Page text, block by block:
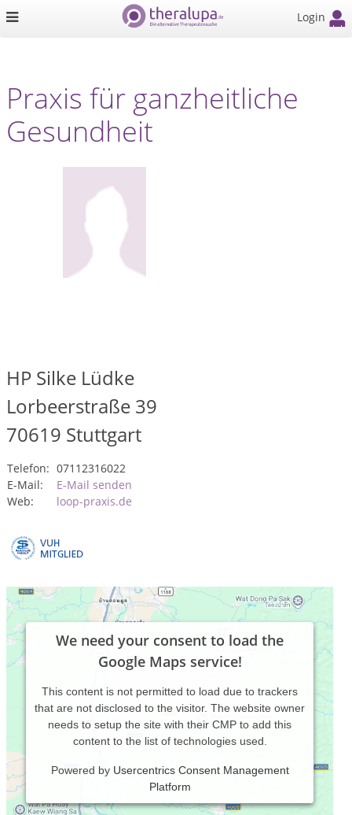
Login
Praxis für ganzheitliche
Gesundheit
HP Silke Lüdke
Lorbeerstraße 39
70619 Stuttgart
Telefon: 07112316022
E-Mail:
E-Mail senden
Web:
loop-praxis.de
We need your consent to load the
Google Maps service!
This content is not permitted to load due to trackers
that are not disclosed to the visitor. The website owner
needs to setup the site with their CMP to add this
content to the list of technologies used.
Powered by Usercentrics Consent Management
Platform
Praxiszeiten: